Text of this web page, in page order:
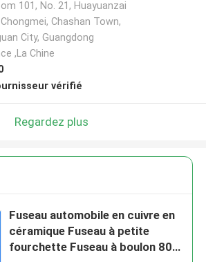
101, No. 21, Huayuanzai
Chongmei, Chashan Town,
City, Guangdong
,La Chine
vérifié
Regardez plus
Fuseau automobile en cuivre en
céramique Fuseau à petite
fourchette Fuseau à boulon 80V